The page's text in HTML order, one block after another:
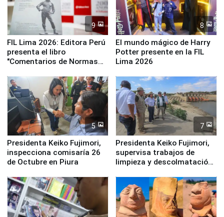
9
FIL Lima 2026: Editora Perú
presenta el libro
"Comentarios de Normas
Derecho Colectivo"
8
El mundo mágico de Harry
Potter presente en la FIL
Lima 2026
5
Presidenta Keiko Fujimori,
inspecciona comisaría 26
de Octubre en Piura
7
Presidenta Keiko Fujimori,
supervisa trabajos de
limpieza y descolmatación